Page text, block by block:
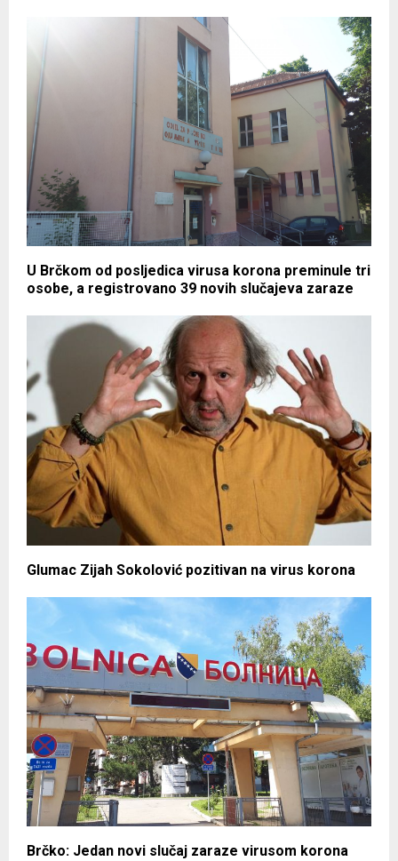
U Brčkom od posljedica virusa korona preminule tri
osobe, a registrovano 39 novih slučajeva zaraze
Glumac Zijah Sokolović pozitivan na virus korona
Brčko: Jedan novi slučaj zaraze virusom korona